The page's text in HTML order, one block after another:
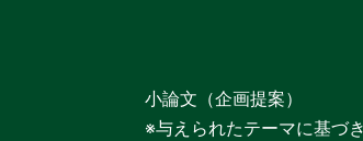
小論文（企画提案）
※与えられたテーマに基づ